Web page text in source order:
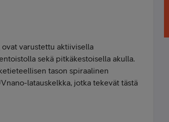
ovat varustettu aktiivisella
sekä pitkäkestoisella akulla.
tason spiraalinen
latauskelkka, jotka tekevät tästä